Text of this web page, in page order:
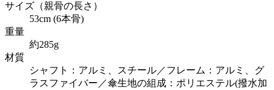
サイズ（親骨の長さ）
53cm (6本骨)
重量
約285g
材質
シャフト：アルミ、スチール／フレーム：アルミ、グ
ラスファイバー／傘生地の組成：ポリエステル(撥水加